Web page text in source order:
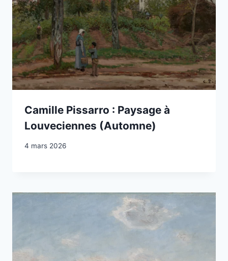
Camille Pissarro : Paysage à
Louveciennes (Automne)
4 mars 2026